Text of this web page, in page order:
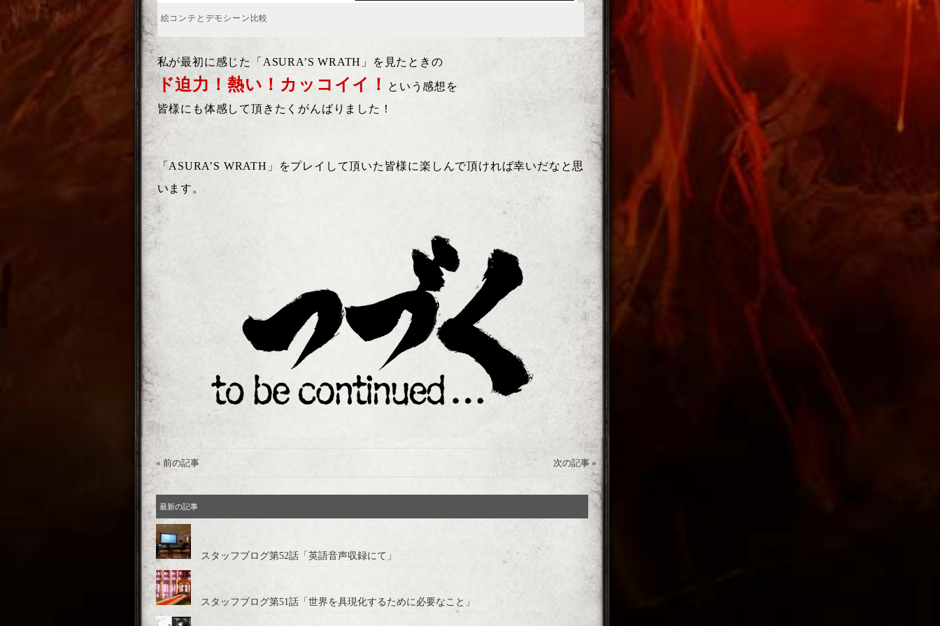
絵コンテとデモシーン比較
私が最初に感じた「ASURA’S WRATH」を見たときの
ド迫力！熱い！カッコイイ！
という感想を
皆様にも体感して頂きたくがんばりました！
「ASURA’S WRATH」をプレイして頂いた皆様に楽しんで頂ければ幸いだなと思
います。
« 前の記事 次の記事 »
最新の記事
スタッフブログ第52話「英語音声収録にて」
スタッフブログ第51話「世界を具現化するために必要なこと」